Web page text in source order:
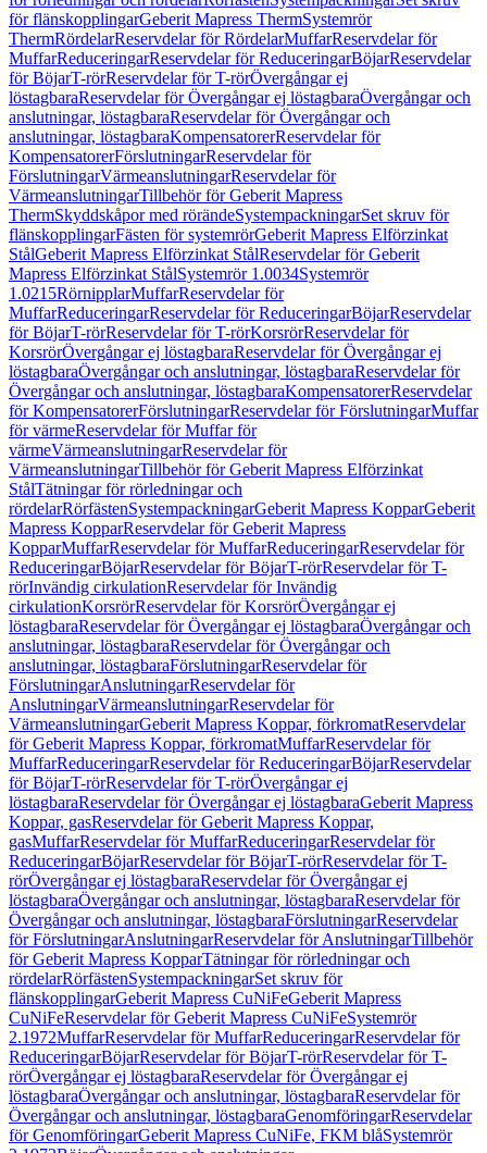
för flänskopplingarGeberit Mapress ThermSystemrör
ThermRördelarReservdelar för RördelarMuffarReservdelar för
MuffarReduceringarReservdelar för ReduceringarBöjarReservdelar
för BöjarT-rörReservdelar för T-rörÖvergångar ej
löstagbaraReservdelar för Övergångar ej löstagbaraÖvergångar och
anslutningar, löstagbaraReservdelar för Övergångar och
anslutningar, löstagbaraKompensatorerReservdelar för
KompensatorerFörslutningarReservdelar för
FörslutningarVärmeanslutningarReservdelar för
VärmeanslutningarTillbehör för Geberit Mapress
ThermSkyddskåpor med rörändeSystempackningarSet skruv för
flänskopplingarFästen för systemrörGeberit Mapress Elförzinkat
StålGeberit Mapress Elförzinkat StålReservdelar för Geberit
Mapress Elförzinkat StålSystemrör 1.0034Systemrör
1.0215RörnipplarMuffarReservdelar för
MuffarReduceringarReservdelar för ReduceringarBöjarReservdelar
för BöjarT-rörReservdelar för T-rörKorsrörReservdelar för
KorsrörÖvergångar ej löstagbaraReservdelar för Övergångar ej
löstagbaraÖvergångar och anslutningar, löstagbaraReservdelar för
Övergångar och anslutningar, löstagbaraKompensatorerReservdelar
för KompensatorerFörslutningarReservdelar för FörslutningarMuffar
för värmeReservdelar för Muffar för
värmeVärmeanslutningarReservdelar för
VärmeanslutningarTillbehör för Geberit Mapress Elförzinkat
StålTätningar för rörledningar och
rördelarRörfästenSystempackningarGeberit Mapress KopparGeberit
Mapress KopparReservdelar för Geberit Mapress
KopparMuffarReservdelar för MuffarReduceringarReservdelar för
ReduceringarBöjarReservdelar för BöjarT-rörReservdelar för T-
rörInvändig cirkulationReservdelar för Invändig
cirkulationKorsrörReservdelar för KorsrörÖvergångar ej
löstagbaraReservdelar för Övergångar ej löstagbaraÖvergångar och
anslutningar, löstagbaraReservdelar för Övergångar och
anslutningar, löstagbaraFörslutningarReservdelar för
FörslutningarAnslutningarReservdelar för
AnslutningarVärmeanslutningarReservdelar för
VärmeanslutningarGeberit Mapress Koppar, förkromatReservdelar
för Geberit Mapress Koppar, förkromatMuffarReservdelar för
MuffarReduceringarReservdelar för ReduceringarBöjarReservdelar
för BöjarT-rörReservdelar för T-rörÖvergångar ej
löstagbaraReservdelar för Övergångar ej löstagbaraGeberit Mapress
Koppar, gasReservdelar för Geberit Mapress Koppar,
gasMuffarReservdelar för MuffarReduceringarReservdelar för
ReduceringarBöjarReservdelar för BöjarT-rörReservdelar för T-
rörÖvergångar ej löstagbaraReservdelar för Övergångar ej
löstagbaraÖvergångar och anslutningar, löstagbaraReservdelar för
Övergångar och anslutningar, löstagbaraFörslutningarReservdelar
för FörslutningarAnslutningarReservdelar för AnslutningarTillbehör
för Geberit Mapress KopparTätningar för rörledningar och
rördelarRörfästenSystempackningarSet skruv för
flänskopplingarGeberit Mapress CuNiFeGeberit Mapress
CuNiFeReservdelar för Geberit Mapress CuNiFeSystemrör
2.1972MuffarReservdelar för MuffarReduceringarReservdelar för
ReduceringarBöjarReservdelar för BöjarT-rörReservdelar för T-
rörÖvergångar ej löstagbaraReservdelar för Övergångar ej
löstagbaraÖvergångar och anslutningar, löstagbaraReservdelar för
Övergångar och anslutningar, löstagbaraGenomföringarReservdelar
för GenomföringarGeberit Mapress CuNiFe, FKM blåSystemrör